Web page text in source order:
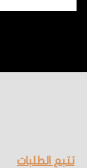
تتبع الطلبات